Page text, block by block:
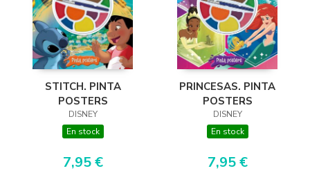
STITCH. PINTA
POSTERS
DISNEY
En stock
7,95 €
PRINCESAS. PINTA
POSTERS
DISNEY
En stock
7,95 €